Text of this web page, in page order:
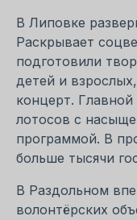
В Липовке
Раскрывает
подготовили
детей и
концерт.
лотосов с
программой. В
больше тысячи
В Раздольном
волонтёрских